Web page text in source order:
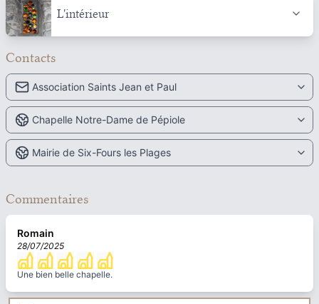
L'intérieur
Contacts
Association Saints Jean et Paul
Chapelle Notre-Dame de Pépiole
Mairie de Six-Fours les Plages
Commentaires
Romain
28/07/2025
Une bien belle chapelle.